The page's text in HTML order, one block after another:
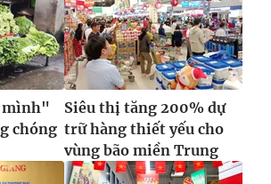
mình"
chóng
Siêu thị tăng 200% dự
trữ hàng thiết yếu cho
vùng bão miền Trung